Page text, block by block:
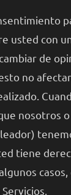
usted con
de
no
nosotros
tiene